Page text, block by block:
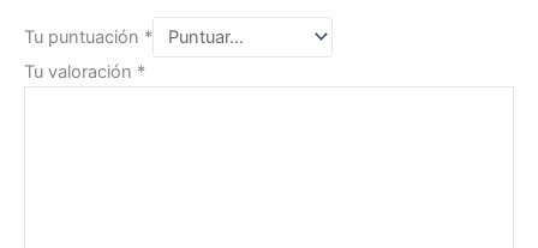
Tu puntuación *
Tu valoración *